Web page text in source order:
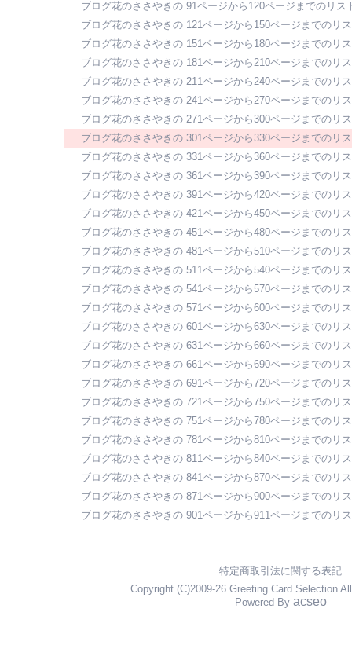
ブログ花のささやきの 91ページから120ページまでのリス
ブログ花のささやきの 121ページから150ページまでのリ
ブログ花のささやきの 151ページから180ページまでのリ
ブログ花のささやきの 181ページから210ページまでのリ
ブログ花のささやきの 211ページから240ページまでのリ
ブログ花のささやきの 241ページから270ページまでのリ
ブログ花のささやきの 271ページから300ページまでのリ
ブログ花のささやきの 301ページから330ページまでのリ
ブログ花のささやきの 331ページから360ページまでのリ
ブログ花のささやきの 361ページから390ページまでのリ
ブログ花のささやきの 391ページから420ページまでのリ
ブログ花のささやきの 421ページから450ページまでのリ
ブログ花のささやきの 451ページから480ページまでのリ
ブログ花のささやきの 481ページから510ページまでのリ
ブログ花のささやきの 511ページから540ページまでのリ
ブログ花のささやきの 541ページから570ページまでのリ
ブログ花のささやきの 571ページから600ページまでのリ
ブログ花のささやきの 601ページから630ページまでのリ
ブログ花のささやきの 631ページから660ページまでのリ
ブログ花のささやきの 661ページから690ページまでのリ
ブログ花のささやきの 691ページから720ページまでのリ
ブログ花のささやきの 721ページから750ページまでのリ
ブログ花のささやきの 751ページから780ページまでのリ
ブログ花のささやきの 781ページから810ページまでのリ
ブログ花のささやきの 811ページから840ページまでのリ
ブログ花のささやきの 841ページから870ページまでのリ
ブログ花のささやきの 871ページから900ページまでのリ
ブログ花のささやきの 901ページから911ページまでのリ
特定商取引法に関する表記
Copyright (C)2009-26 Greeting Card Selection
Powered By acseo